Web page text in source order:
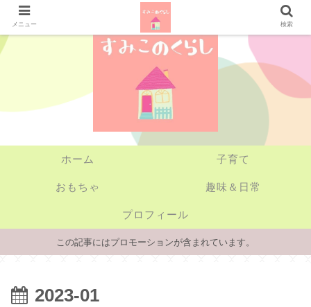
ホーム 子育て
おもちゃ 趣味＆日常
プロフィール
この記事にはプロモーションが含まれています。
2023-01
メニュー 検索